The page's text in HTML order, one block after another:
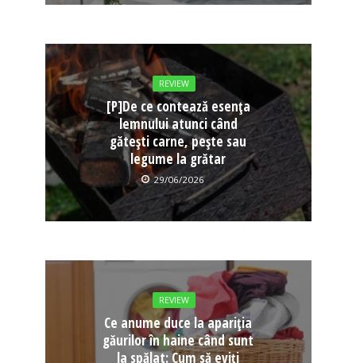
REVIEW
[P]De ce contează esența
lemnului atunci când
gătești carne, pește sau
legume la grătar
29/06/2026
REVIEW
Ce anume duce la apariția
găurilor în haine când sunt
la spălat: Cum să eviți